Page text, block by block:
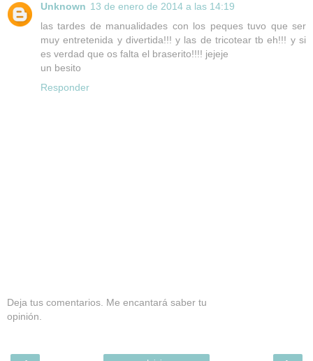
Unknown 13 de enero de 2014 a las 14:19
las tardes de manualidades con los peques tuvo que ser
muy entretenida y divertida!!! y las de tricotear tb eh!!! y si
es verdad que os falta el braserito!!!! jejeje
un besito
Responder
Deja tus comentarios. Me encantará saber tu
opinión.